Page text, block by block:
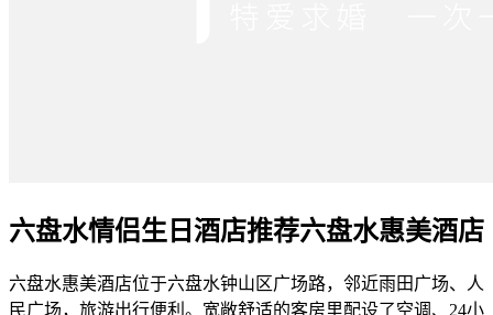
六盘水情侣生日酒店推荐六盘水惠美酒店
六盘水惠美酒店位于六盘水钟山区广场路，邻近雨田广场、人
民广场，旅游出行便利。宽敞舒适的客房里配设了空调、24小